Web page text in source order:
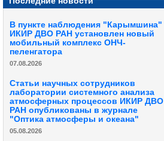
В пункте наблюдения "Карымшина"
ИКИР ДВО РАН установлен новый
мобильный комплекс ОНЧ-
пеленгатора
07.08.2026
Статьи научных сотрудников
лаборатории системного анализа
атмосферных процессов ИКИР ДВО
РАН опубликованы в журнале
"Оптика атмосферы и океана"
05.08.2026